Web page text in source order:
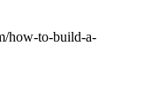
how-to-build-a-